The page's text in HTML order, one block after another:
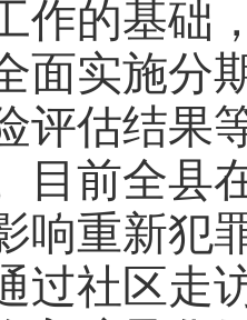
作的基础
面实施分
评估结果
目前全县
响重新犯
过社区走